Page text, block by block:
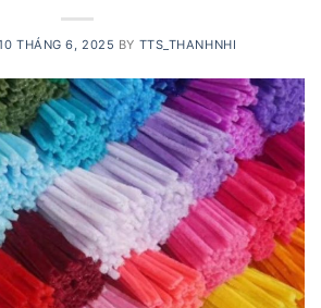
THÁNG 6, 2025 BY TTS_THANHNHI